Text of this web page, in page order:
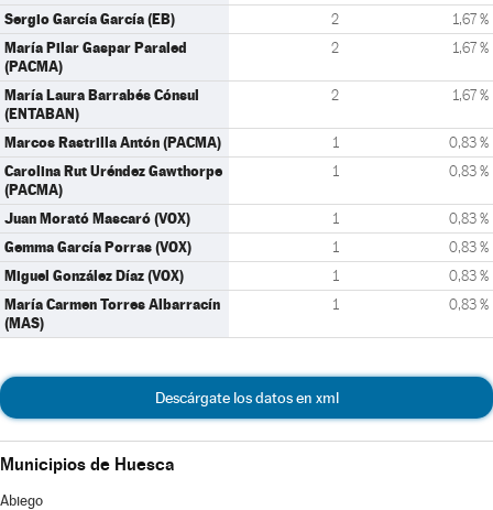
Sergio García García (EB) 2 1,67 %
María Pilar Gaspar Paraled
(PACMA)
2 1,67 %
María Laura Barrabés Cónsul
(ENTABAN)
2 1,67 %
Marcos Rastrilla Antón (PACMA) 1 0,83 %
Carolina Rut Uréndez Gawthorpe
(PACMA)
1 0,83 %
Juan Morató Mascaró (VOX) 1 0,83 %
Gemma García Porras (VOX) 1 0,83 %
Miguel González Díaz (VOX) 1 0,83 %
María Carmen Torres Albarracín
(MAS)
1 0,83 %
Descárgate los datos en xml
Municipios de Huesca
Abiego